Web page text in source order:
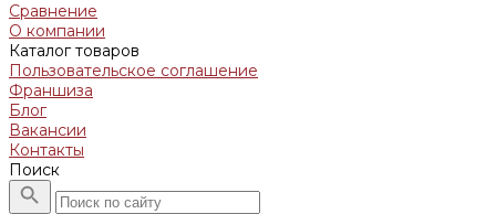
Сравнение
О компании
Каталог товаров
Пользовательское соглашение
Франшиза
Блог
Вакансии
Контакты
Поиск